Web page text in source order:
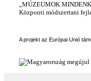
„MÚZEUMOK
Központi módszertani
A projekt az Európai Unió